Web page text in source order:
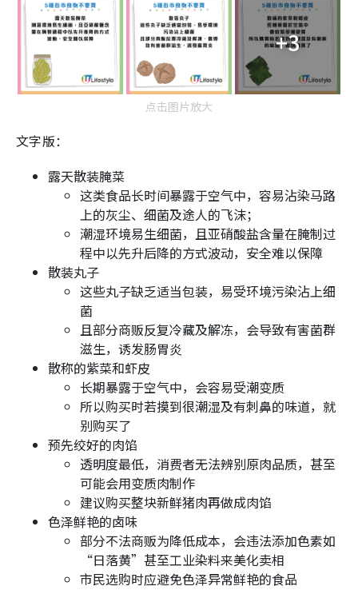
+3
点击图片放大
文字版：
露天散装腌菜
这类食品长时间暴露于空气中，容易沾染马路
上的灰尘、细菌及途人的飞沫；
潮湿环境易生细菌，且亚硝酸盐含量在腌制过
程中以先升后降的方式波动，安全难以保障
散装丸子
这些丸子缺乏适当包装，易受环境污染沾上细
菌
且部分商贩反复冷藏及解冻，会导致有害菌群
滋生，诱发肠胃炎
散称的紫菜和虾皮
长期暴露于空气中，会容易受潮变质
所以购买时若摸到很潮湿及有刺鼻的味道，就
别购买了
预先绞好的肉馅
透明度最低，消费者无法辨别原肉品质，甚至
可能会用变质肉制作
建议购买整块新鲜猪肉再做成肉馅
色泽鲜艳的卤味
部分不法商贩为降低成本，会违法添加色素如
“日落黄”甚至工业染料来美化卖相
市民选购时应避免色泽异常鲜艳的食品